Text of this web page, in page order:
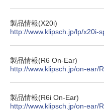
製品情報(X20i)
http://www.klipsch.jp/lp/x20i-
製品情報(R6 On-Ear)
http://www.klipsch.jp/on-ear/
製品情報(R6i On-Ear)
http://www.klipsch.jp/on-ear/